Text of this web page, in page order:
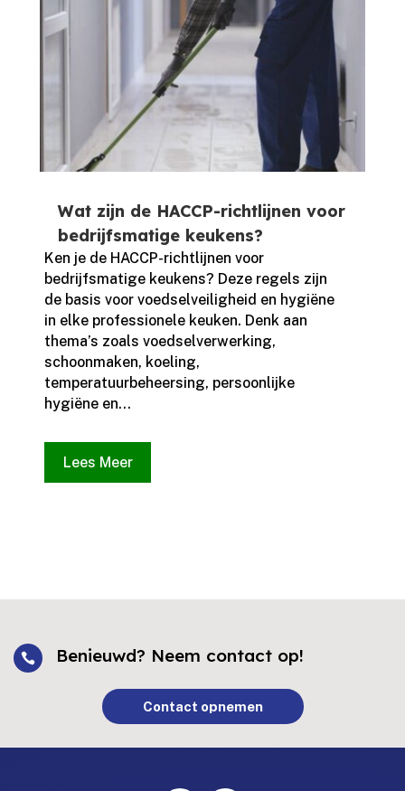
Wat zijn de HACCP-richtlijnen voor
bedrijfsmatige keukens?
Ken je de HACCP-richtlijnen voor
bedrijfsmatige keukens? Deze regels zijn
de basis voor voedselveiligheid en hygiëne
in elke professionele keuken.​ Denk aan
thema’s zoals voedselverwerking,
schoonmaken, koeling,
temperatuurbeheersing, persoonlijke
hygiëne en...
Lees Meer
 Benieuwd? Neem contact op!
Contact opnemen